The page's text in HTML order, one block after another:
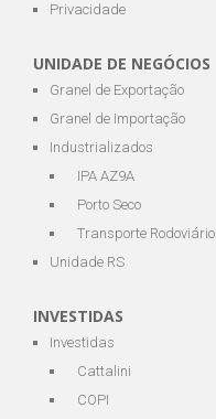
Privacidade
UNIDADE DE NEGÓCIOS
Granel de Exportação
Granel de Importação
Industrializados
IPA AZ9A
Porto Seco
Transporte Rodoviário
Unidade RS
INVESTIDAS
Investidas
Cattalini
COPI